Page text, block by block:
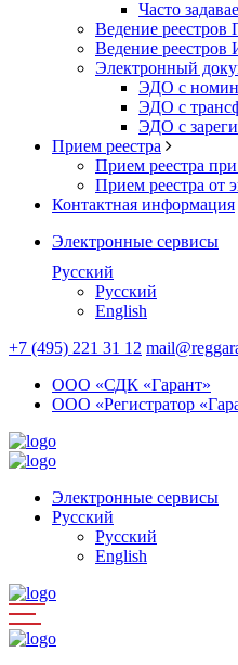
Часто
Ведение
Ведение
Электронный
ЭДО с
ЭДО с
ЭДО с
Прием реестра
Прием реестра
Прием реестра от
Контактная информация
Электронные сервисы
Русский
Русский
English
+7 (495) 221 31 12
ООО «СДК «Гарант»
ООО «Регистратор
Электронные сервисы
Русский
Русский
English